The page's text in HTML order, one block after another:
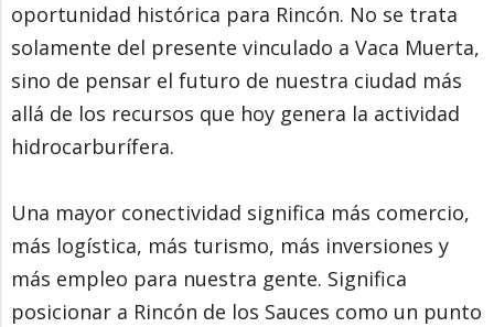
oportunidad histórica para Rincón. No se trata
solamente del presente vinculado a Vaca Muerta,
sino de pensar el futuro de nuestra ciudad más
allá de los recursos que hoy genera la actividad
hidrocarburífera.
Una mayor conectividad significa más comercio,
más logística, más turismo, más inversiones y
más empleo para nuestra gente. Significa
posicionar a Rincón de los Sauces como un punto